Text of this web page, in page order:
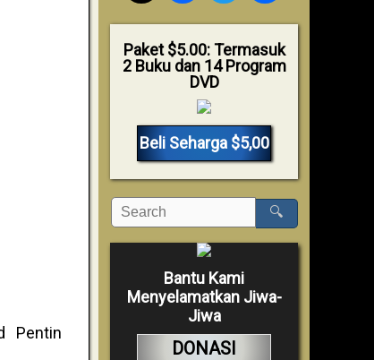
Pentin
Paket $5.00: Termasuk
2 Buku dan 14 Program
DVD
Beli Seharga $5,00
🔍
Bantu Kami
Menyelamatkan Jiwa-
Jiwa
DONASI